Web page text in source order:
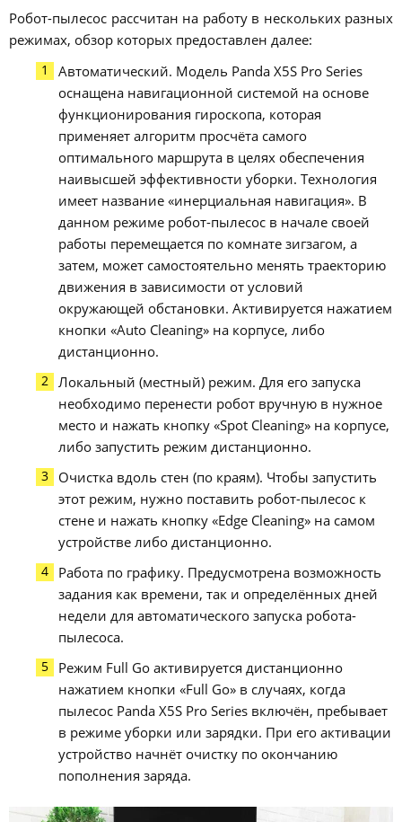
Робот-пылесос рассчитан на работу в нескольких разных
режимах, обзор которых предоставлен далее:
Автоматический. Модель Panda X5S Pro Series
оснащена навигационной системой на основе
функционирования гироскопа, которая
применяет алгоритм просчёта самого
оптимального маршрута в целях обеспечения
наивысшей эффективности уборки. Технология
имеет название «инерциальная навигация». В
данном режиме робот-пылесос в начале своей
работы перемещается по комнате зигзагом, а
затем, может самостоятельно менять траекторию
движения в зависимости от условий
окружающей обстановки. Активируется нажатием
кнопки «Auto Cleaning» на корпусе, либо
дистанционно.
Локальный (местный) режим. Для его запуска
необходимо перенести робот вручную в нужное
место и нажать кнопку «Spot Cleaning» на корпусе,
либо запустить режим дистанционно.
Очистка вдоль стен (по краям). Чтобы запустить
этот режим, нужно поставить робот-пылесос к
стене и нажать кнопку «Edge Cleaning» на самом
устройстве либо дистанционно.
Работа по графику. Предусмотрена возможность
задания как времени, так и определённых дней
недели для автоматического запуска робота-
пылесоса.
Режим Full Go активируется дистанционно
нажатием кнопки «Full Go» в случаях, когда
пылесос Panda X5S Pro Series включён, пребывает
в режиме уборки или зарядки. При его активации
устройство начнёт очистку по окончанию
пополнения заряда.